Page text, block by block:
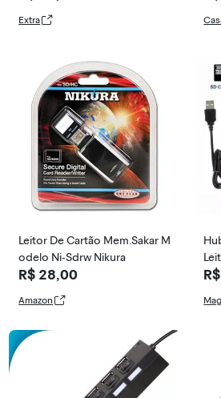
Extra
Leitor De Cartão Mem.Sakar M
odelo Ni-Sdrw Nikura
R$ 28,00
Amazon
Pc